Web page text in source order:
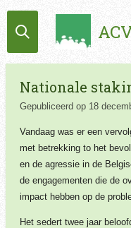
Ga
direct
de
hoofdinhoud
Nationale
Gepubliceerd op 18
Vandaag was er een
met betrekking to het
en de agressie in de
de engagementen die de
impact hebben op de
Het sedert twee jaar